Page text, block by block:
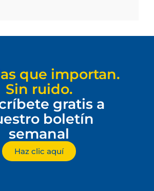
que importan.
Sin ruido.
gratis a
boletín
semanal
Haz clic aquí